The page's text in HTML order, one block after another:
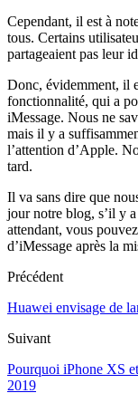
Cependant, il est à
tous. Certains
partageaient pas leur
Donc, évidemment, il
fonctionnalité, qui a
iMessage. Nous ne
mais il y a
l’attention d’Apple.
tard.
Il va sans dire que
jour notre blog, s’il y
attendant, vous
d’iMessage après la
Précédent
Huawei envisage de
Suivant
Pourquoi iPhone XS
2019